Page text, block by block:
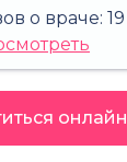
о враче: 19
онлайн